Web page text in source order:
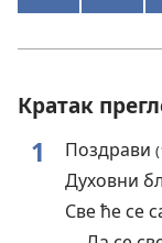
Кратак
1 Поздрави (
Духовни
Све ће се